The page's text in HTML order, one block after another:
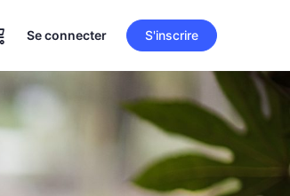
Se connecter S'inscrire